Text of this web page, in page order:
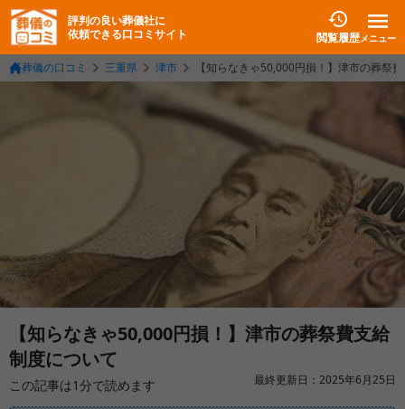
評判の良い葬儀社に
依頼できる口コミサイト
閲覧履歴メニュー
葬儀の口コミ 三重県 津市 【知らなきゃ50,000円損！】津市の葬祭
【知らなきゃ50,000円損！】津市の葬祭費支給
制度について
この記事は1分で読めます 最終更新日： 2025年6月25日